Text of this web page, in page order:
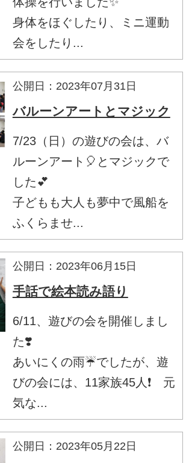
身体をほぐしたり、ミニ運動
会をしたり...
公開日：2023年07月31日
バルーンアートとマジック
7/23（日）の遊びの会は、バ
ルーンアート🎈とマジックで
した💕
子どもも大人も夢中で風船を
ふくらませ...
公開日：2023年06月15日
手話で絵本読み語り
6/11、遊びの会を開催しまし
た❣️
あいにくの雨☔でしたが、遊
びの会には、11家族45人❗ 元
気な...
公開日：2023年05月22日